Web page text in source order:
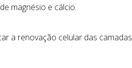
magnésio e cálcio.
a renovação celular das camadas